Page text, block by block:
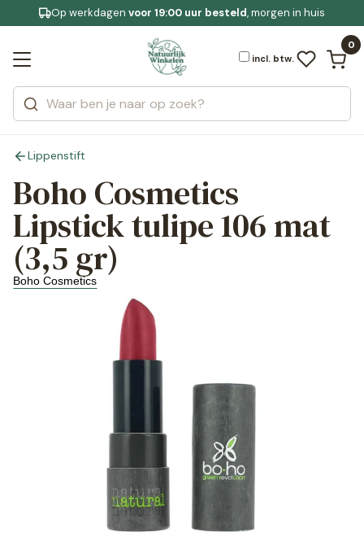
Gratis bezorging
Jouw bewuste leefstijl
Op werkdagenvoor 19:00 uur besteld, morgen in huis
incl. btw.
0
Zoeken
Categorieën
Merken
Bekijk alle resultaten
Lippenstift
Boho Cosmetics
Lipstick tulipe 106 mat
(3,5 gr)
Boho Cosmetics